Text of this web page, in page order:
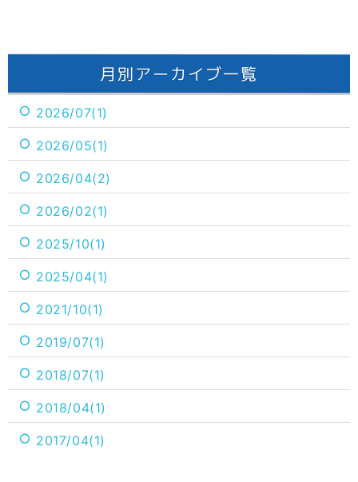
月別アーカイブ一覧
2026/07(1)
2026/05(1)
2026/04(2)
2026/02(1)
2025/10(1)
2025/04(1)
2021/10(1)
2019/07(1)
2018/07(1)
2018/04(1)
2017/04(1)